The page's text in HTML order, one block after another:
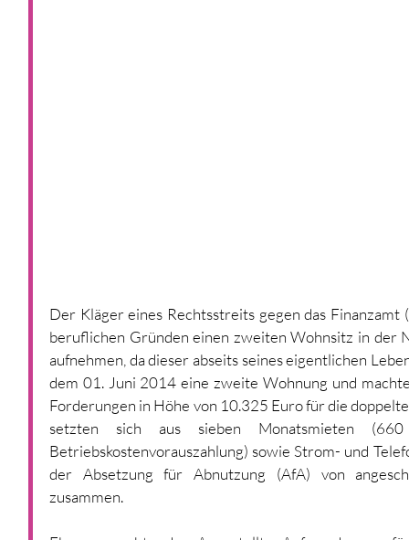
Der Kläger eines Rechtsstreits gegen das
beruflichen Gründen einen zweiten Wohnsitz in der
aufnehmen, da dieser abseits seines eigentlichen
dem 01. Juni 2014 eine zweite Wohnung und
Forderungen in Höhe von 10.325 Euro für die
setzten sich aus sieben Monatsmieten
Betriebskostenvorauszahlung) sowie Strom- und
der Absetzung für Abnutzung (AfA) von
zusammen.